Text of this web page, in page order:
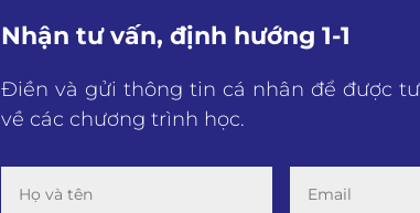
Nhận tư vấn, định hướng 1-1
Điền và gửi thông tin cá nhân để được
về các chương trình học.